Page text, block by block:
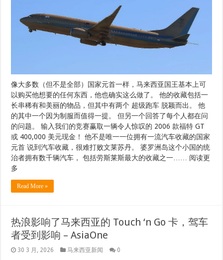
像大多数（但不是全部）国家元首一样，马来西亚国王基本上可
以购买他想要的任何东西，他也确实这么做了。 他的收藏包括一
长串稀有和美丽的物品，但其中有两个 超级跑车 脱颖而出。 他
的其中一个因为制服而值得一提。 但另一个回答了每个人都在问
的问题。 输入我们的竞赛赢取一辆令人惊叹的 2006 款福特 GT
或 400,000 美元现金！ 他不是唯一一位拥有一流汽车收藏的国家
元首 说到汽车收藏，很难打败文莱苏丹。 婆罗洲岛这个小国的统
治者拥有数千辆汽车， 包括劳斯莱斯最大的收藏之一…… 阅读更
多
Read More »
热浪影响了马来西亚的 Touch ‘n Go 卡，驾车
者受到影响 – AsiaOne
30 3 月, 2026 马来西亚新闻 0